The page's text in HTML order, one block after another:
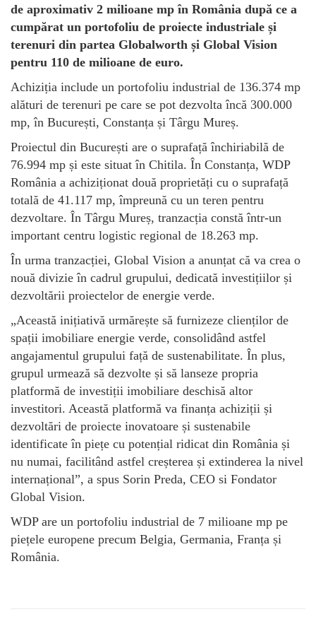
de aproximativ 2 milioane mp în România după ce a
cumpărat un portofoliu de proiecte industriale și
terenuri din partea Globalworth și Global Vision
pentru 110 de milioane de euro.
Achiziția include un portofoliu industrial de 136.374 mp
alături de terenuri pe care se pot dezvolta încă 300.000
mp, în București, Constanța și Târgu Mureș.
Proiectul din București are o suprafață închiriabilă de
76.994 mp și este situat în Chitila. În Constanța, WDP
România a achiziționat două proprietăți cu o suprafață
totală de 41.117 mp, împreună cu un teren pentru
dezvoltare. În Târgu Mureș, tranzacția constă într-un
important centru logistic regional de 18.263 mp.
În urma tranzacției, Global Vision a anunțat că va crea o
nouă divizie în cadrul grupului, dedicată investițiilor și
dezvoltării proiectelor de energie verde.
„Această inițiativă urmărește să furnizeze clienților de
spații imobiliare energie verde, consolidând astfel
angajamentul grupului față de sustenabilitate. În plus,
grupul urmează să dezvolte și să lanseze propria
platformă de investiții imobiliare deschisă altor
investitori. Această platformă va finanța achiziții și
dezvoltări de proiecte inovatoare și sustenabile
identificate în piețe cu potențial ridicat din România și
nu numai, facilitând astfel creșterea și extinderea la nivel
internațional”, a spus Sorin Preda, CEO si Fondator
Global Vision.
WDP are un portofoliu industrial de 7 milioane mp pe
piețele europene precum Belgia, Germania, Franța și
România.